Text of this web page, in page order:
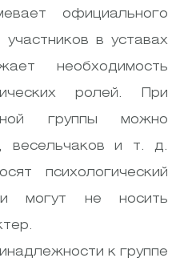
официального
в уставах
необходимость
ролей. При
группы можно
весельчаков и т. д.
психологический
могут не носить
к группе